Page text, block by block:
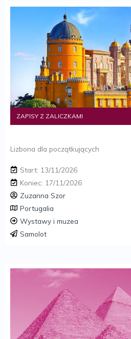
ZAPISY Z ZALICZKAMI
Lizbona dla początkujących
Start: 13/11/2026
Koniec: 17/11/2026
Zuzanna Szor
Portugalia
Wystawy i muzea
Samolot